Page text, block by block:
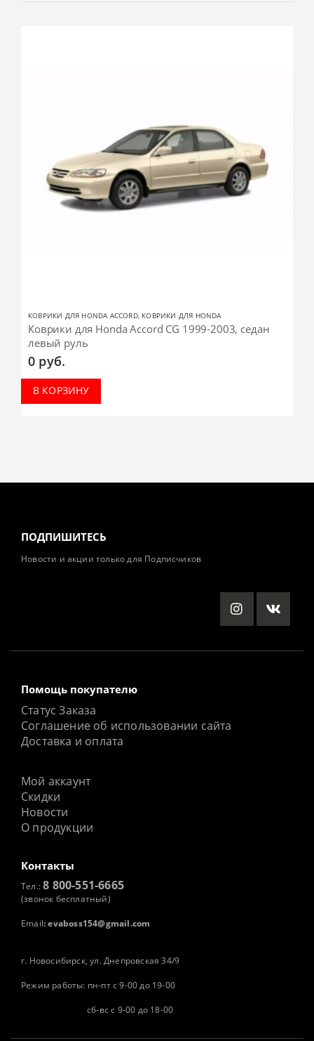
КОВРИКИ ДЛЯ HONDA ACCORD, КОВРИКИ ДЛЯ HONDA
Коврики для Honda Accord CG 1999-2003, седан
левый руль
0 руб.
В КОРЗИНУ
ПОДПИШИТЕСЬ
Новости и акции только для Подписчиков
Помощь покупателю
Статус Заказа
Соглашение об использовании сайта
Доставка и оплата
Мой аккаунт
Скидки
Новости
О продукции
Контакты
Тел.:8 800-551-6665
(звонок бесплатный)
Email: evaboss154@gmail.com
г. Новосибирск, ул. Днепровская 34/9
Режим работы: пн-пт с 9-00 до 19-00
сб-вс с 9-00 до 18-00